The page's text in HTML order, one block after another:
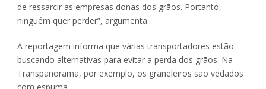
de ressarcir as empresas donas dos grãos. Portanto,
ninguém quer perder”, argumenta.
A reportagem informa que várias transportadores estão
buscando alternativas para evitar a perda dos grãos. Na
Transpanorama, por exemplo, os graneleiros são vedados